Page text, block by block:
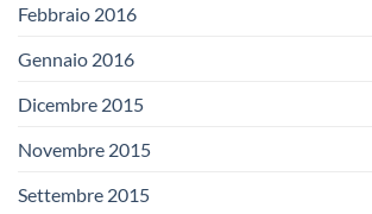
Febbraio 2016
Gennaio 2016
Dicembre 2015
Novembre 2015
Settembre 2015